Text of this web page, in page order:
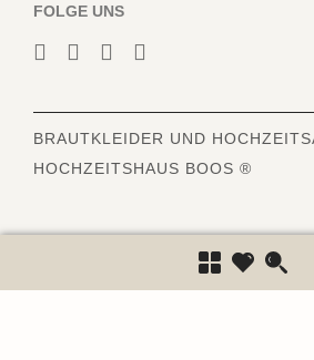
FOLGE UNS
BRAUTKLEIDER UND
HOCHZEITSHAUS BOOS ®